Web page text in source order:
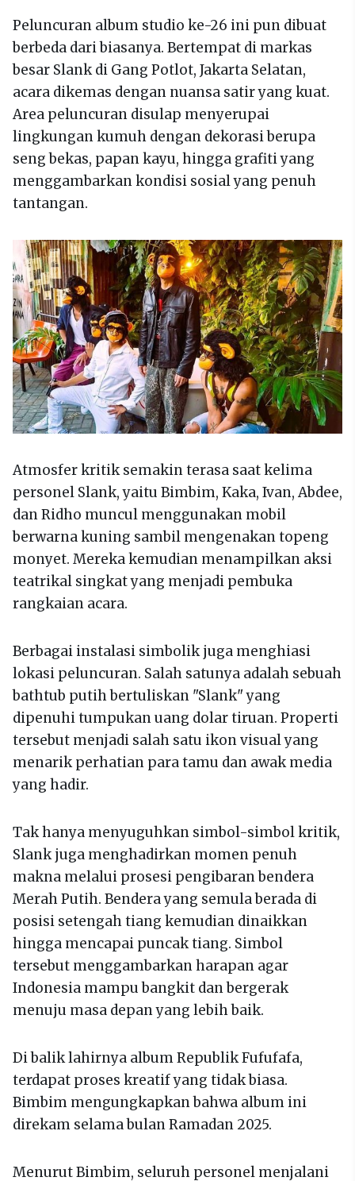
Peluncuran album studio ke-26 ini pun dibuat
berbeda dari biasanya. Bertempat di markas
besar Slank di Gang Potlot, Jakarta Selatan,
acara dikemas dengan nuansa satir yang kuat.
Area peluncuran disulap menyerupai
lingkungan kumuh dengan dekorasi berupa
seng bekas, papan kayu, hingga grafiti yang
menggambarkan kondisi sosial yang penuh
tantangan.
Atmosfer kritik semakin terasa saat kelima
personel Slank, yaitu Bimbim, Kaka, Ivan, Abdee,
dan Ridho muncul menggunakan mobil
berwarna kuning sambil mengenakan topeng
monyet. Mereka kemudian menampilkan aksi
teatrikal singkat yang menjadi pembuka
rangkaian acara.
Berbagai instalasi simbolik juga menghiasi
lokasi peluncuran. Salah satunya adalah sebuah
bathtub putih bertuliskan "Slank" yang
dipenuhi tumpukan uang dolar tiruan. Properti
tersebut menjadi salah satu ikon visual yang
menarik perhatian para tamu dan awak media
yang hadir.
Tak hanya menyuguhkan simbol-simbol kritik,
Slank juga menghadirkan momen penuh
makna melalui prosesi pengibaran bendera
Merah Putih. Bendera yang semula berada di
posisi setengah tiang kemudian dinaikkan
hingga mencapai puncak tiang. Simbol
tersebut menggambarkan harapan agar
Indonesia mampu bangkit dan bergerak
menuju masa depan yang lebih baik.
Di balik lahirnya album Republik Fufufafa,
terdapat proses kreatif yang tidak biasa.
Bimbim mengungkapkan bahwa album ini
direkam selama bulan Ramadan 2025.
Menurut Bimbim, seluruh personel menjalani